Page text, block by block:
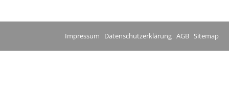
Impressum Datenschutzerklärung AGB Sitemap